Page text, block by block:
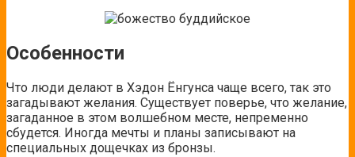
Особенности
Что люди делают в Хэдон Ёнгунса чаще всего, так это
загадывают желания. Существует поверье, что желание,
загаданное в этом волшебном месте, непременно
сбудется. Иногда мечты и планы записывают на
специальных дощечках из бронзы.